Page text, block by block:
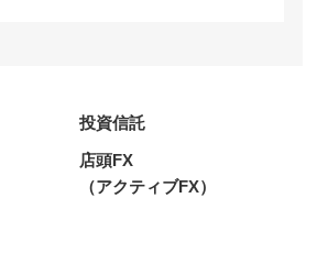
投資信託
店頭FX
（アクティブFX）